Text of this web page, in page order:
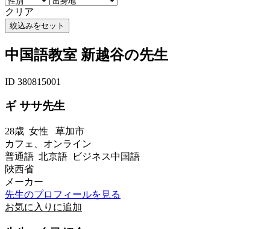
クリア
中国語教室 新越谷の先生
ID 380815001
ギ ササ先生
28歳 女性 草加市
カフェ、オンライン
普通語 北京語 ビジネス中国語
陜西省
メーカー
先生のプロフィールを見る
お気に入りに追加